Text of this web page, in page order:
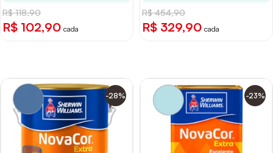
R$ 118,90
R$ 102,90 cada
R$ 454,90
R$ 329,90 cada
-28% -23%